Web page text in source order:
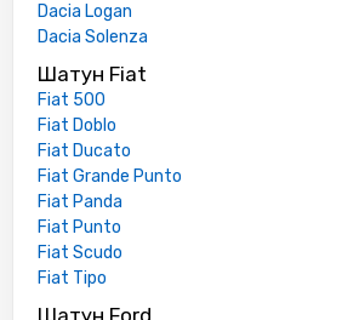
Dacia Logan
Dacia Solenza
Шатун Fiat
Fiat 500
Fiat Doblo
Fiat Ducato
Fiat Grande Punto
Fiat Panda
Fiat Punto
Fiat Scudo
Fiat Tipo